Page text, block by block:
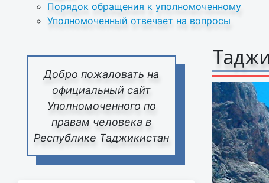
Порядок обращения к уполномоченному
Уполномоченный отвечает на вопросы
Добро пожаловать на
официальный сайт
Уполномоченного по
правам человека в
Республике Таджикистан